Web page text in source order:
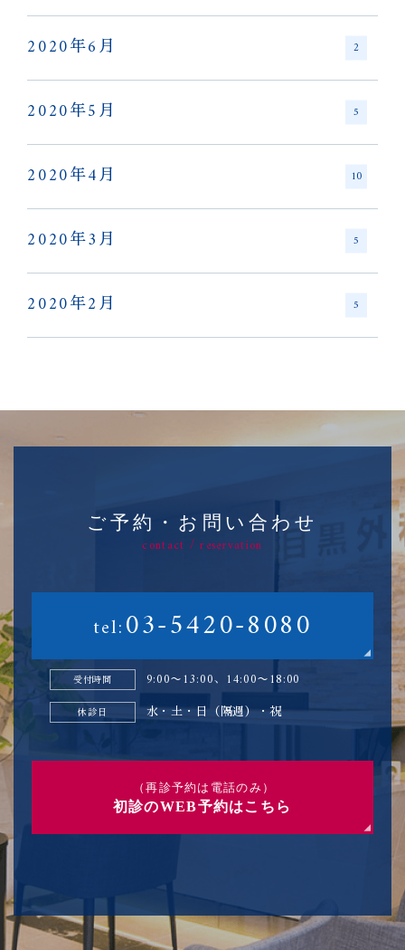
2020年6月 2
2020年5月 5
2020年4月 10
2020年3月 5
2020年2月 5
ご予約・お問い合わせ
contact / reservation
tel:03-5420-8080
受付時間 9:00〜13:00、14:00〜18:00
休診日 水・土・日（隔週）・祝
（再診予約は電話のみ）
初診のWEB予約はこちら